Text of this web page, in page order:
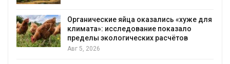
Органические яйца оказались «хуже для
климата»: исследование показало
пределы экологических расчётов
Авг 5, 2026